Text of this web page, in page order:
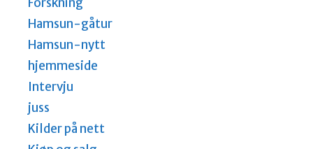
Hamsun-gåtur
Hamsun-nytt
hjemmeside
Intervju
juss
Kilder på nett